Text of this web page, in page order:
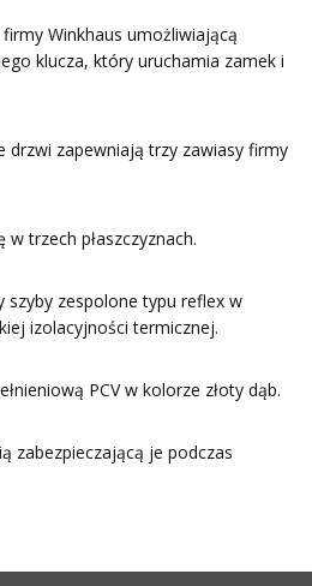
Winkhaus umożliwiającą
klucza, który uruchamia zamek i
drzwi zapewniają trzy zawiasy firmy
trzech płaszczyznach.
szyby zespolone typu reflex w
izolacyjności termicznej.
PCV w kolorze złoty dąb.
zabezpieczającą je podczas